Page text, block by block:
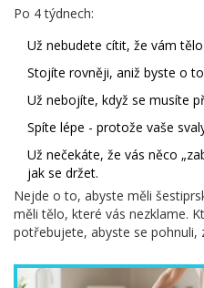
Po 4 týdnech:
Už nebudete cítit, že vám tělo
Stojíte rovněji, aniž byste o
Už nebojíte, když se musíte
Spíte lépe - protože vaše
Už nečekáte, že vás něco
jak se držet.
Nejde o to, abyste měli
měli tělo, které vás nezklame.
potřebujete, abyste se pohnuli,